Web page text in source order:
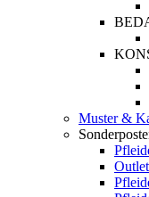
Muster &
Outlet